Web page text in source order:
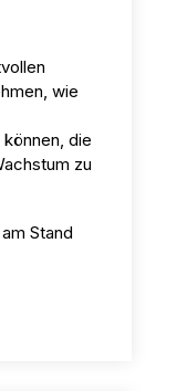
wie
die
zu
Stand